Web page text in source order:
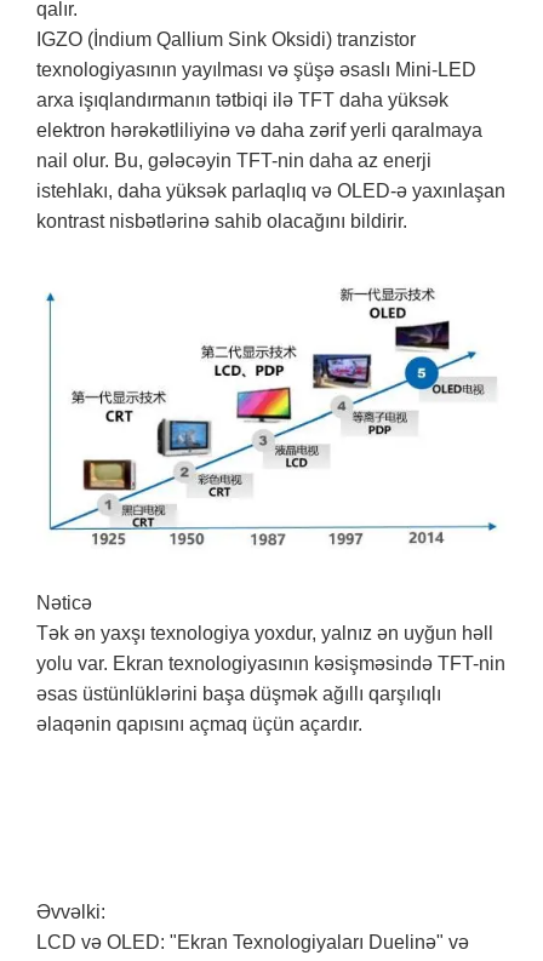
qalır.
IGZO (İndium Qallium Sink Oksidi) tranzistor
texnologiyasının yayılması və şüşə əsaslı Mini-LED
arxa işıqlandırmanın tətbiqi ilə TFT daha yüksək
elektron hərəkətliliyinə və daha zərif yerli qaralmaya
nail olur. Bu, gələcəyin TFT-nin daha az enerji
istehlakı, daha yüksək parlaqlıq və OLED-ə yaxınlaşan
kontrast nisbətlərinə sahib olacağını bildirir.
Nəticə
Tək ən yaxşı texnologiya yoxdur, yalnız ən uyğun həll
yolu var. Ekran texnologiyasının kəsişməsində TFT-nin
əsas üstünlüklərini başa düşmək ağıllı qarşılıqlı
əlaqənin qapısını açmaq üçün açardır.
Əvvəlki:
LCD və OLED: "Ekran Texnologiyaları Duelinə" və